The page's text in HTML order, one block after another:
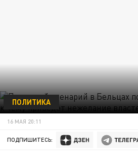
ПОЛИТИКА
16 МАЯ 20:11
ПОДПИШИТЕСЬ: